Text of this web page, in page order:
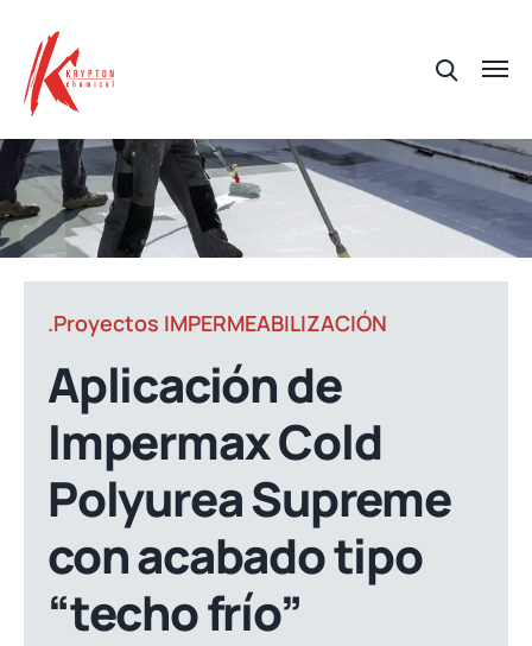
.Proyectos IMPERMEABILIZACIÓN
Aplicación de
Impermax Cold
Polyurea Supreme
con acabado tipo
“techo frío”